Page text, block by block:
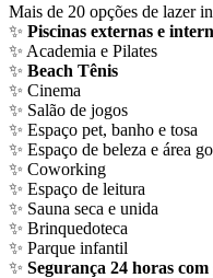
Mais de 20 opções de lazer
✨ Piscinas externas e
✨ Academia e Pilates
✨ Beach Tênis
✨ Cinema
✨ Salão de jogos
✨ Espaço pet, banho e tosa
✨ Espaço de beleza e área
✨ Coworking
✨ Espaço de leitura
✨ Sauna seca e unida
✨ Brinquedoteca
✨ Parque infantil
✨ Segurança 24 horas